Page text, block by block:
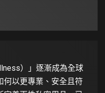
）」逐漸成為全球
何以更專業、安全且符